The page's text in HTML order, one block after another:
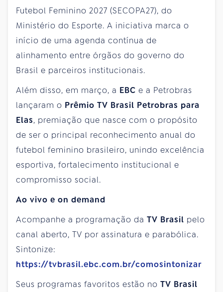
Futebol Feminino 2027 (SECOPA27), do
Ministério do Esporte. A iniciativa marca o
início de uma agenda contínua de
alinhamento entre órgãos do governo do
Brasil e parceiros institucionais.
Além disso, em março, a EBC e a Petrobras
lançaram o Prêmio TV Brasil Petrobras para
Elas, premiação que nasce com o propósito
de ser o principal reconhecimento anual do
futebol feminino brasileiro, unindo excelência
esportiva, fortalecimento institucional e
compromisso social.
Ao vivo e on demand
Acompanhe a programação da TV Brasil pelo
canal aberto, TV por assinatura e parabólica.
Sintonize:
https://tvbrasil.ebc.com.br/comosintonizar
Seus programas favoritos estão no TV Brasil